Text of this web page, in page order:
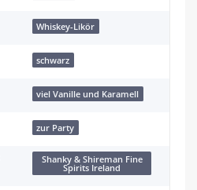
Whiskey-Likör
schwarz
viel Vanille und Karamell
zur Party
Shanky & Shireman Fine
Spirits Ireland